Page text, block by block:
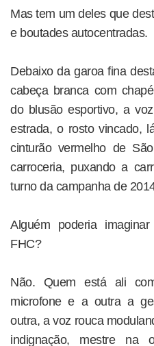
Mas tem um deles que
e boutades autocentradas.
Debaixo da garoa fina
cabeça branca com
do blusão esportivo, a
estrada, o rosto vincado,
cinturão vermelho de
carroceria, puxando a
turno da campanha de
Alguém poderia
FHC?
Não. Quem está ali
microfone e a outra a
outra, a voz rouca
indignação, mestre na